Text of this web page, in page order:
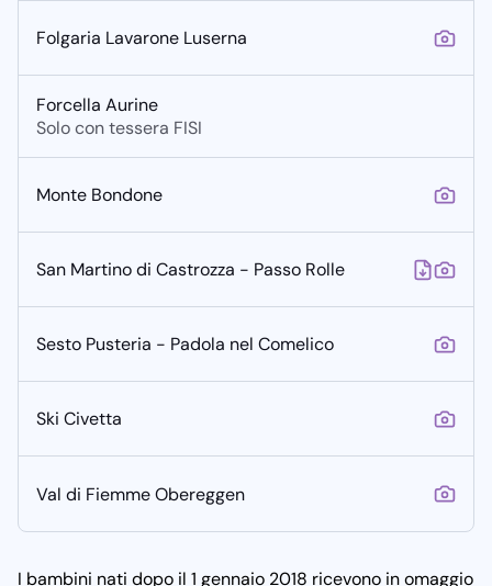
Folgaria Lavarone Luserna
Forcella Aurine
Solo con tessera FISI
Monte Bondone
San Martino di Castrozza - Passo Rolle
Sesto Pusteria - Padola nel Comelico
Ski Civetta
Val di Fiemme Obereggen
I bambini nati dopo il 1 gennaio 2018 ricevono in omaggio